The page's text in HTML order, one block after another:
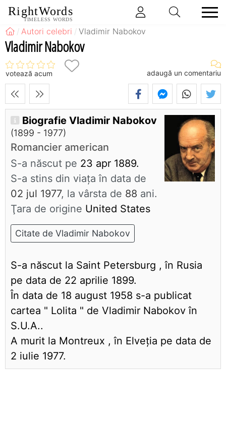
RightWords
TIMELESS WORDS
Autori celebri Vladimir Nabokov
Vladimir Nabokov
votează acum adaugă un comentariu
Biografie Vladimir Nabokov
(1899 - 1977)
Romancier american
S-a născut pe 23 apr 1889.
S-a stins din viaţa în data de
02 jul 1977, la vârsta de 88 ani.
Ţara de origine United States
Citate de Vladimir Nabokov
S-a născut la Saint Petersburg , în Rusia
pe data de 22 aprilie 1899.
În data de 18 august 1958 s-a publicat
cartea " Lolita " de Vladimir Nabokov în
S.U.A..
A murit la Montreux , în Elveţia pe data de
2 iulie 1977.